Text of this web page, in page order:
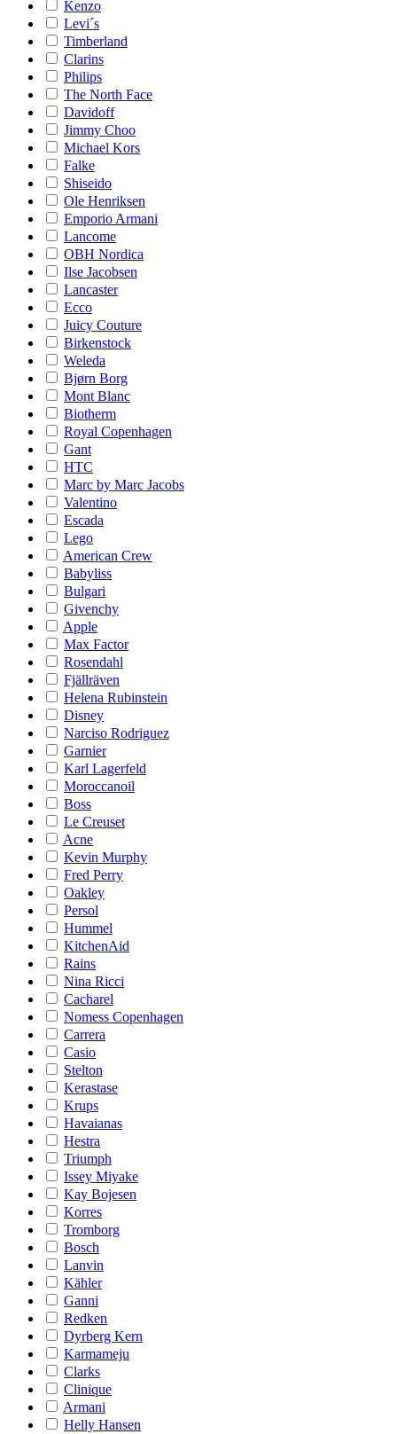
Kenzo
Levi´s
Timberland
Clarins
Philips
The North Face
Davidoff
Jimmy Choo
Michael Kors
Falke
Shiseido
Ole Henriksen
Emporio Armani
Lancome
OBH Nordica
Ilse Jacobsen
Lancaster
Ecco
Juicy Couture
Birkenstock
Weleda
Bjørn Borg
Mont Blanc
Biotherm
Royal Copenhagen
Gant
HTC
Marc by Marc Jacobs
Valentino
Escada
Lego
American Crew
Babyliss
Bulgari
Givenchy
Apple
Max Factor
Rosendahl
Fjällräven
Helena Rubinstein
Disney
Narciso Rodriguez
Garnier
Karl Lagerfeld
Moroccanoil
Boss
Le Creuset
Acne
Kevin Murphy
Fred Perry
Oakley
Persol
Hummel
KitchenAid
Rains
Nina Ricci
Cacharel
Nomess Copenhagen
Carrera
Casio
Stelton
Kerastase
Krups
Havaianas
Hestra
Triumph
Issey Miyake
Kay Bojesen
Korres
Tromborg
Bosch
Lanvin
Kähler
Ganni
Redken
Dyrberg Kern
Karmameju
Clarks
Clinique
Armani
Helly Hansen